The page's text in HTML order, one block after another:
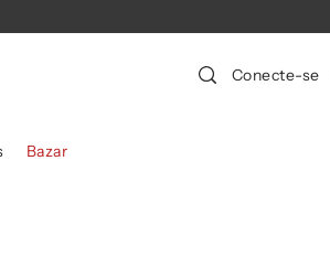
Conecte-se
Bazar